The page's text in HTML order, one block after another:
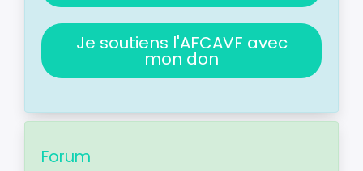
Je soutiens l'AFCAVF avec
mon don
Forum